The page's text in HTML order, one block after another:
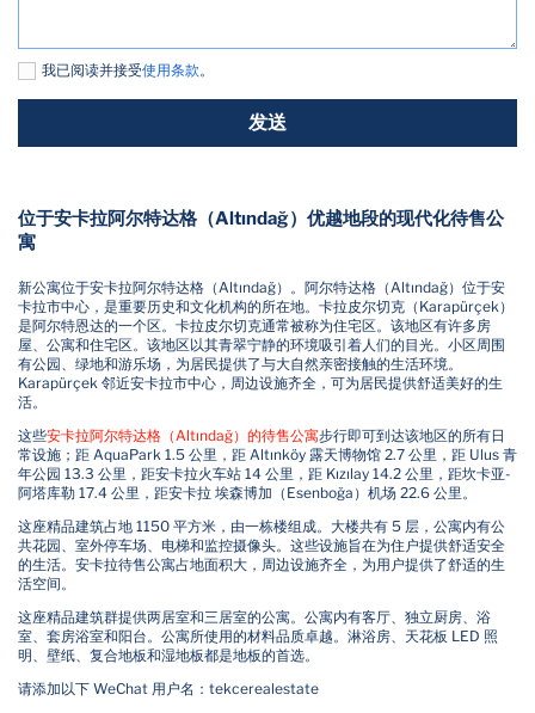
我已阅读并接受使用条款。
发送
位于安卡拉阿尔特达格（Altındağ）优越地段的现代化待售公
寓
新公寓位于安卡拉阿尔特达格（Altındağ）。阿尔特达格（Altındağ）位于安
卡拉市中心，是重要历史和文化机构的所在地。卡拉皮尔切克（Karapürçek）
是阿尔特恩达的一个区。卡拉皮尔切克通常被称为住宅区。该地区有许多房
屋、公寓和住宅区。该地区以其青翠宁静的环境吸引着人们的目光。小区周围
有公园、绿地和游乐场，为居民提供了与大自然亲密接触的生活环境。
Karapürçek 邻近安卡拉市中心，周边设施齐全，可为居民提供舒适美好的生
活。
这些安卡拉阿尔特达格（Altındağ）的待售公寓步行即可到达该地区的所有日
常设施；距 AquaPark 1.5 公里，距 Altınköy 露天博物馆 2.7 公里，距 Ulus 青
年公园 13.3 公里，距安卡拉火车站 14 公里，距 Kızılay 14.2 公里，距坎卡亚-
阿塔库勒 17.4 公里，距安卡拉 埃森博加（Esenboğa）机场 22.6 公里。
这座精品建筑占地 1150 平方米，由一栋楼组成。大楼共有 5 层，公寓内有公
共花园、室外停车场、电梯和监控摄像头。这些设施旨在为住户提供舒适安全
的生活。安卡拉待售公寓占地面积大，周边设施齐全，为用户提供了舒适的生
活空间。
这座精品建筑群提供两居室和三居室的公寓。公寓内有客厅、独立厨房、浴
室、套房浴室和阳台。公寓所使用的材料品质卓越。淋浴房、天花板 LED 照
明、壁纸、复合地板和湿地板都是地板的首选。
请添加以下 WeChat 用户名：tekcerealestate